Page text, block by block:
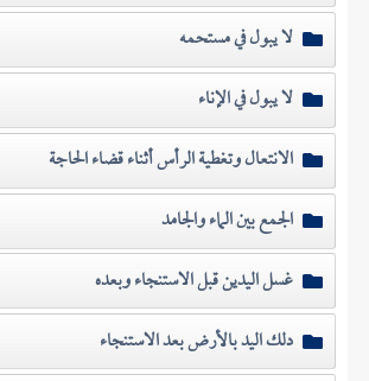
لا يبول في مستحمه
لا يبول في الإناء
الانتعال وتغطية الرأس أثناء قضاء الحاجة
الجمع بين الماء والجامد
غسل اليدين قبل الاستنجاء وبعده
دلك اليد بالأرض بعد الاستنجاء